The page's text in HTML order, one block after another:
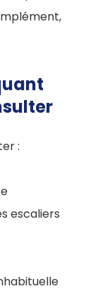
:
escaliers